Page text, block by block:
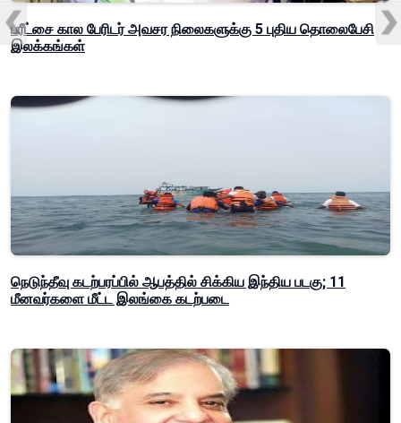
பரீட்சை கால பேரிடர் அவசர நிலைகளுக்கு 5 புதிய தொலைபேசி
இலக்கங்கள்
நெடுந்தீவு கடற்பரப்பில் ஆபத்தில் சிக்கிய இந்திய படகு; 11
மீனவர்களை மீட்ட இலங்கை கடற்படை